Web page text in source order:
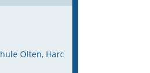
Olten, Hardfeldstrasse 53, 4600